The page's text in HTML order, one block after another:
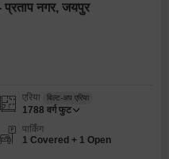
प्रताप नगर, जयपुर
एरिया बिल्ट-अप एरिया
1788 वर्ग फुट
पार्किंग
1 Covered + 1 Open